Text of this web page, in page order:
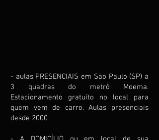
- aulas PRESENCIAIS em São Paulo (SP) a
3 quadras do metrô Moema.
Estacionamento gratuíto no local para
quem vem de carro. Aulas presenciais
desde 2000